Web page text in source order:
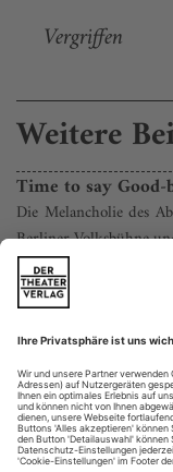
Vergriffen
Weitere
Time to say Good-
Die Melancholie des
Berliner Volksbühne
Seit anderthalb
Berlin: Seit
kommunizierend,
Berlins
Fraktionen.
Vierteljahrhundert